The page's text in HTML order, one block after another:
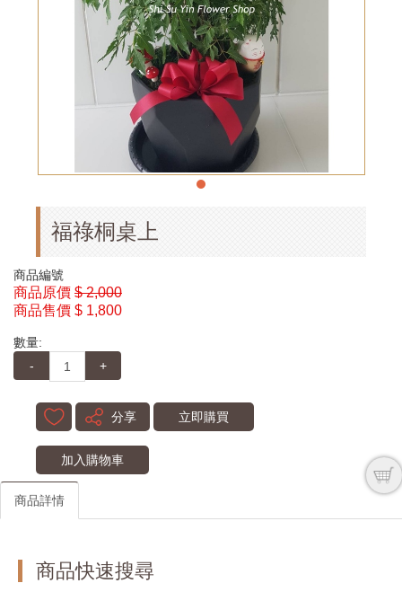
福祿桐桌上
商品編號
商品原價 $ 2,000
商品售價 $ 1,800
數量:
-
+
分享 立即購買
加入購物車
商品詳情
商品快速搜尋